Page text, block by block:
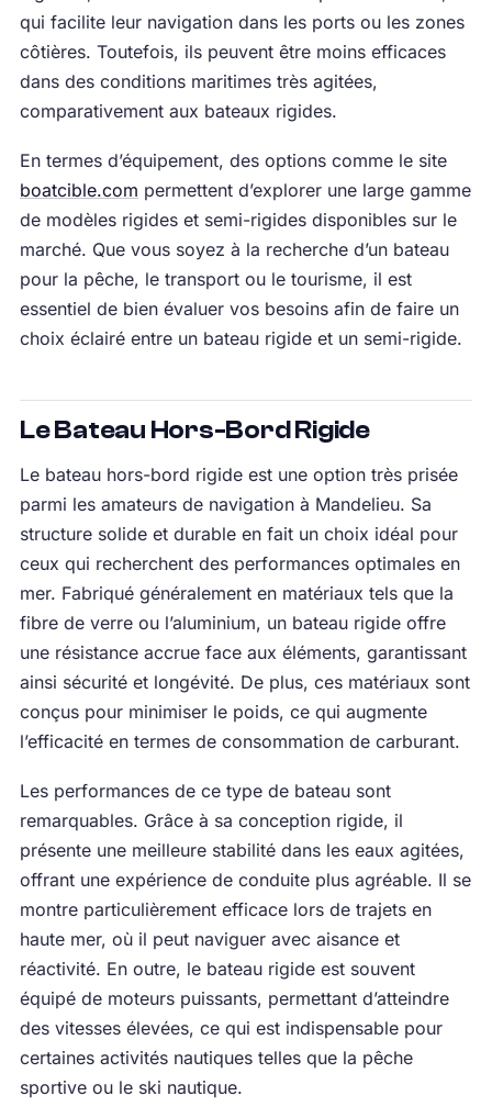
qui facilite leur navigation dans les ports ou les zones
côtières. Toutefois, ils peuvent être moins efficaces
dans des conditions maritimes très agitées,
comparativement aux bateaux rigides.
En termes d’équipement, des options comme le site
boatcible.com permettent d’explorer une large gamme
de modèles rigides et semi-rigides disponibles sur le
marché. Que vous soyez à la recherche d’un bateau
pour la pêche, le transport ou le tourisme, il est
essentiel de bien évaluer vos besoins afin de faire un
choix éclairé entre un bateau rigide et un semi-rigide.
Le Bateau Hors-Bord Rigide
Le bateau hors-bord rigide est une option très prisée
parmi les amateurs de navigation à Mandelieu. Sa
structure solide et durable en fait un choix idéal pour
ceux qui recherchent des performances optimales en
mer. Fabriqué généralement en matériaux tels que la
fibre de verre ou l’aluminium, un bateau rigide offre
une résistance accrue face aux éléments, garantissant
ainsi sécurité et longévité. De plus, ces matériaux sont
conçus pour minimiser le poids, ce qui augmente
l’efficacité en termes de consommation de carburant.
Les performances de ce type de bateau sont
remarquables. Grâce à sa conception rigide, il
présente une meilleure stabilité dans les eaux agitées,
offrant une expérience de conduite plus agréable. Il se
montre particulièrement efficace lors de trajets en
haute mer, où il peut naviguer avec aisance et
réactivité. En outre, le bateau rigide est souvent
équipé de moteurs puissants, permettant d’atteindre
des vitesses élevées, ce qui est indispensable pour
certaines activités nautiques telles que la pêche
sportive ou le ski nautique.